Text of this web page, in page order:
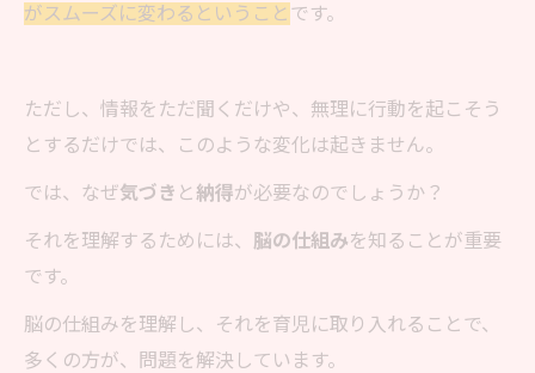
がスムーズに変わるということ です。
ただし、情報をただ聞くだけや、無理に行動を起こそう
とするだけでは、このような変化は起きません。
では、なぜ気づき と納得が必要なのでしょうか？
それを理解するためには、 脳の仕組みを知ることが重要
です。
脳の仕組みを理解し、それを育児に取り入れることで、
多くの方が、問題を解決しています。